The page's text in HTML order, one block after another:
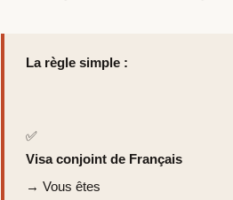
La règle simple :
✅
Visa conjoint de Français
→ Vous êtes